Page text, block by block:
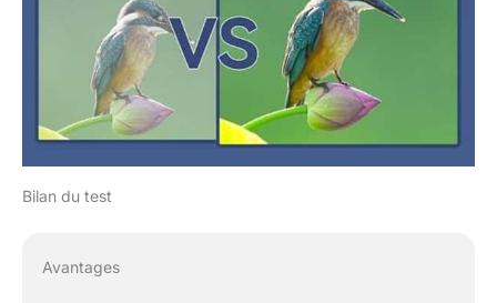
Bilan du test
Avantages